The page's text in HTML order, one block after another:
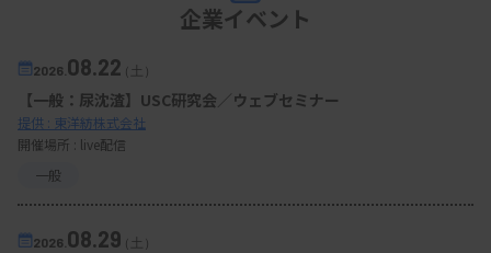
企業イベント
2026. 08.22（土）
【一般：尿沈渣】USC研究会／ウェブセミナー
提供 : 東洋紡株式会社
開催場所 : live配信
一般
2026. 08.29（土）